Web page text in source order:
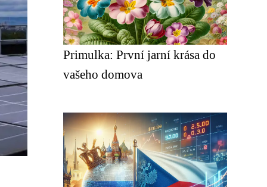
Primulka: První jarní krása do
vašeho domova